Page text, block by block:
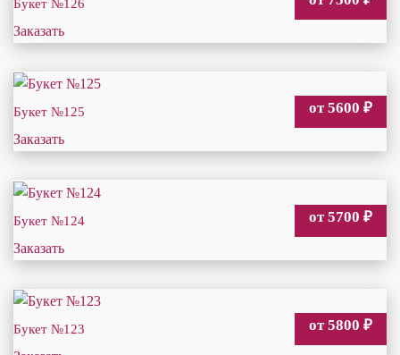
Букет №126
Заказать
Букет №125 от 5600 ₽
Заказать
Букет №124 от 5700 ₽
Заказать
Букет №123 от 5800 ₽